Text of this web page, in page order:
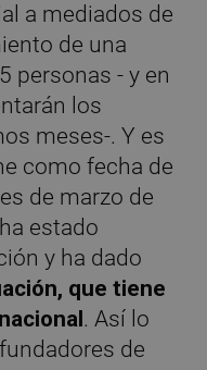
a mediados de
de una
personas - y en
los
meses-. Y es
como fecha de
de marzo de
estado
y ha dado
que tiene
. Así lo
de